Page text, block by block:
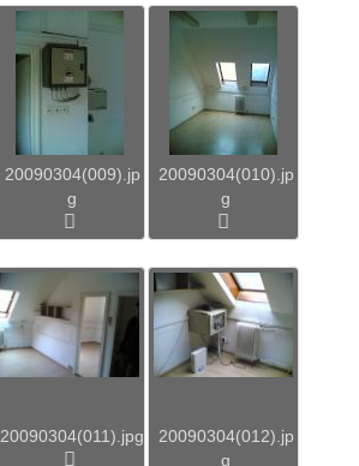
20090304(009).jp
g
20090304(010).jp
g
20090304(011).jpg
20090304(012).jp
g